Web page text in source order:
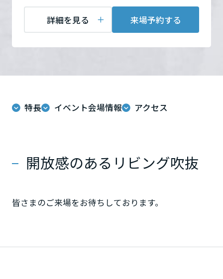
多彩な動画やこだわりが詰まった建築実例、注目の最新情報など、住
まいづくりを楽しく学べるデジタルラウンジです。
ホームラウンジ 新築・戸建て
障がい者採用
海外事業
詳細を見る 来場予約する
特長 イベント会場情報 アクセス
開放感のあるリビング吹抜
皆さまのご来場をお待ちしております。
神奈川県
甲信越・北陸
来場予約する